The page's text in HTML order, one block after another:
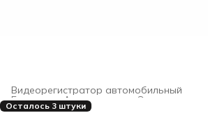
Видеорегистратор автомобильный
Электроника
Автотовары
Главная ›
Осталось 3 штуки